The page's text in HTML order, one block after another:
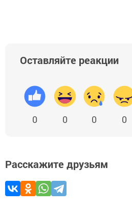
Оставляйте реакции
0 0 0 0
Расскажите друзьям